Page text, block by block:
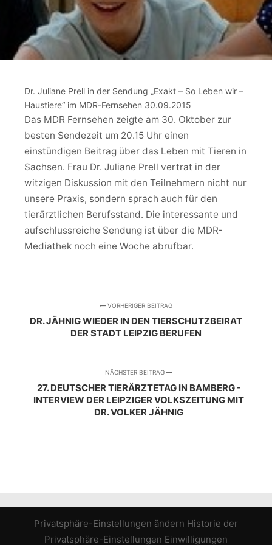
Dr. Juliane Prell in der Sendung „Exakt – So Leben wir –
Haustiere“ im MDR-Fernsehen 30.09.2015
Das MDR Fernsehen zeigte am 30. Oktober zur
besten Sendezeit um 20.15 Uhr einen
einstündigen Beitrag über das Leben mit Tieren in
Sachsen. Frau Dr. Juliane Prell vertrat in der
witzigen Diskussion mit den Teilnehmern nicht nur
unsere Praxis, sondern sprach auch für den
tierärztlichen Berufsstand. Die interessante und
aufschlussreiche Sendung ist über die MDR-
Mediathek noch eine Woche abrufbar.
VORHERIGER BEITRAG
DR. JÄHNIG WIEDER IN DEN TIERSCHUTZBEIRAT
DER STADT LEIPZIG BERUFEN
NÄCHSTER BEITRAG
27. DEUTSCHER TIERÄRZTETAG IN BAMBERG -
INTERVIEW DER LEIPZIGER VOLKSZEITUNG MIT
DR. VOLKER JÄHNIG
Privatsphäre-Einstellungen ändern Historie der
Privatsphäre-Einstellungen Einwilligungen